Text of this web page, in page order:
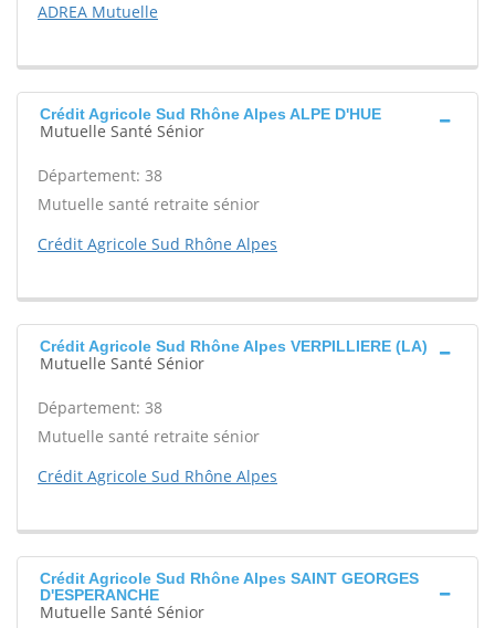
ADREA Mutuelle
Crédit Agricole Sud Rhône Alpes ALPE D'HUE
Mutuelle Santé Sénior
Département: 38
Mutuelle santé retraite sénior
Crédit Agricole Sud Rhône Alpes
Crédit Agricole Sud Rhône Alpes VERPILLIERE (LA)
Mutuelle Santé Sénior
Département: 38
Mutuelle santé retraite sénior
Crédit Agricole Sud Rhône Alpes
Crédit Agricole Sud Rhône Alpes SAINT GEORGES
D'ESPERANCHE
Mutuelle Santé Sénior